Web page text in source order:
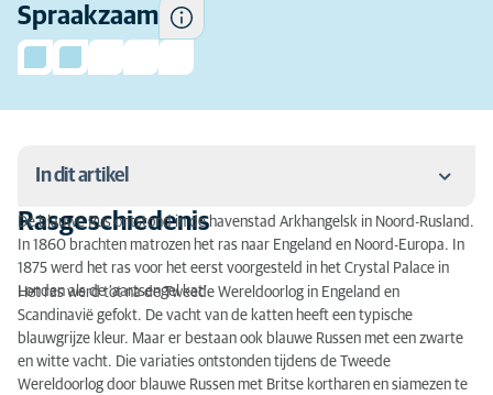
Spraakzaam
In dit artikel
Rasgeschiedenis
Karakter van een blauwe Rus
Activiteit
Vachtverzorging van een blauwe Rus
Rasgeschiedenis
De blauwe Rus ontstond in de havenstad Arkhangelsk in Noord-Rusland.
In 1860 brachten matrozen het ras naar Engeland en Noord-Europa. In
1875 werd het ras voor het eerst voorgesteld in het Crystal Palace in
Londen als de ‘aartsengel kat’.
Het ras werd tot na de Tweede Wereldoorlog in Engeland en
Scandinavië gefokt. De vacht van de katten heeft een typische
blauwgrijze kleur. Maar er bestaan ook blauwe Russen met een zwarte
en witte vacht. Die variaties ontstonden tijdens de Tweede
Wereldoorlog door blauwe Russen met Britse kortharen en siamezen te